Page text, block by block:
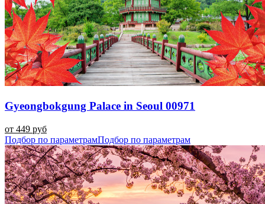
Gyeongbokgung Palace in Seoul 00971
от 449 руб
Подбор по параметрамПодбор по параметрам